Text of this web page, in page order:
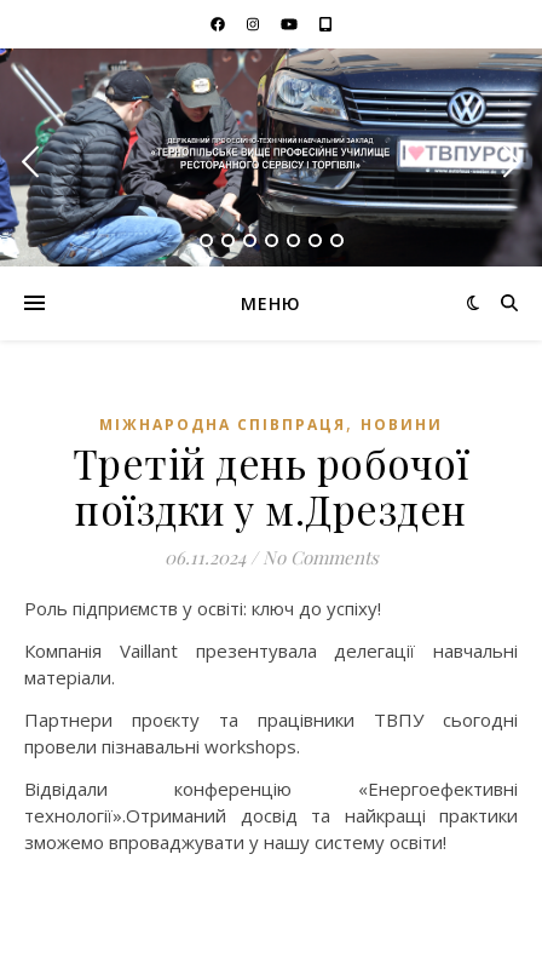
МЕНЮ
МІЖНАРОДНА СПІВПРАЦЯ , НОВИНИ
Третій день робочої
поїздки у м.Дрезден
06.11.2024 / No Comments
Роль підприємств у освіті: ключ до успіху!
Компанія Vaillant презентувала делегації навчальні
матеріали.
Партнери проєкту та працівники ТВПУ сьогодні
провели пізнавальні workshops.
Відвідали конференцію «Енергоефективні
технології».Отриманий досвід та найкращі практики
зможемо впроваджувати у нашу систему освіти!